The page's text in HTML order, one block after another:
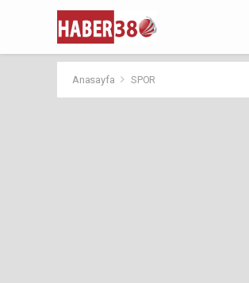
Anasayfa SPOR